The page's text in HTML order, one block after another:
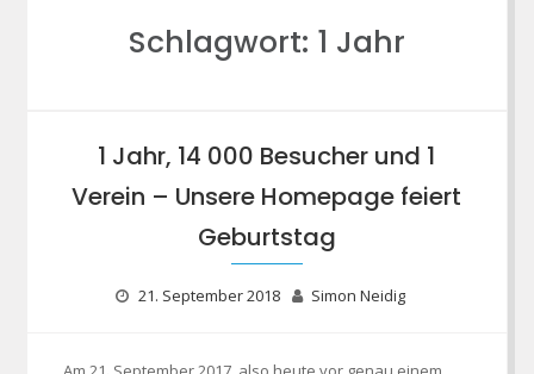
Schlagwort: 1 Jahr
1 Jahr, 14 000 Besucher und 1
Verein – Unsere Homepage feiert
Geburtstag
21. September 2018 Simon Neidig